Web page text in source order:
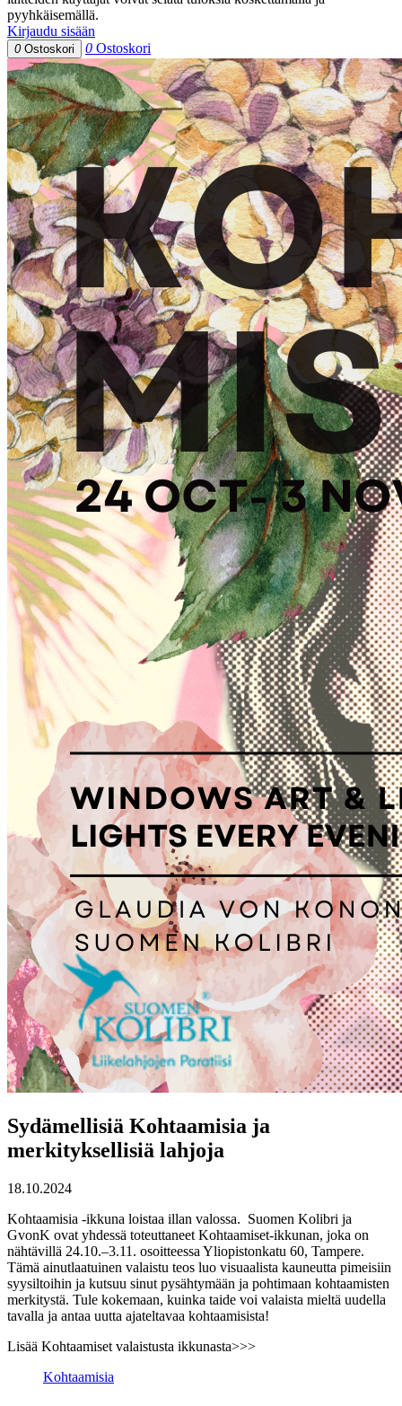
pyyhkäisemällä.
Kirjaudu sisään
0 Ostoskori 0 Ostoskori
Sydämellisiä Kohtaamisia ja
merkityksellisiä lahjoja
18.10.2024
Kohtaamisia -ikkuna loistaa illan valossa. Suomen Kolibri ja
GvonK ovat yhdessä toteuttaneet Kohtaamiset-ikkunan, joka on
nähtävillä 24.10.–3.11. osoitteessa Yliopistonkatu 60, Tampere.
Tämä ainutlaatuinen valaistu teos luo visuaalista kauneutta pimeisiin
syysiltoihin ja kutsuu sinut pysähtymään ja pohtimaan kohtaamisten
merkitystä. Tule kokemaan, kuinka taide voi valaista mieltä uudella
tavalla ja antaa uutta ajateltavaa kohtaamisista!
Lisää Kohtaamiset valaistusta ikkunasta>>>
Kohtaamisia